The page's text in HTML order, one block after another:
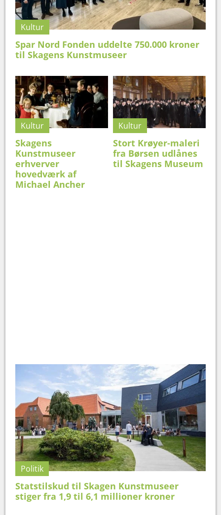
Kultur
Spar Nord Fonden uddelte 750.000 kroner
til Skagens Kunstmuseer
Kultur
Skagens
Kunstmuseer
erhverver
hovedværk af
Michael Ancher
Kultur
Stort Krøyer-maleri
fra Børsen udlånes
til Skagens Museum
Politik
Statstilskud til Skagen Kunstmuseer
stiger fra 1,9 til 6,1 millioner kroner